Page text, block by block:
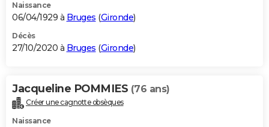
Naissance
06/04/1929 à Bruges (Gironde)
Décès
27/10/2020 à Bruges (Gironde)
Jacqueline POMMIES (76 ans)
Créer une cagnotte obsèques
Naissance